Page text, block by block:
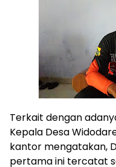
Terkait dengan
Kepala Desa
kantor mengatakan,
pertama ini tercatat